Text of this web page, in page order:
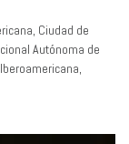
Ciudad de
Autónoma de